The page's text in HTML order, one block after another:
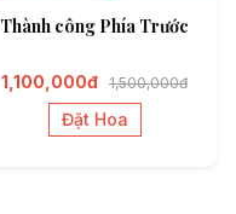
Thành công Phía Trước
1,100,000đ 1,500,000đ
Đặt Hoa